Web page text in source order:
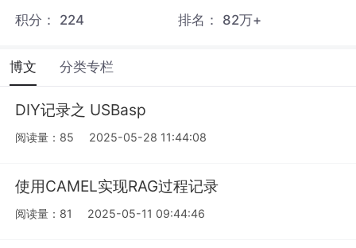
积分： 224 排名： 82万+
博文 分类专栏
DIY记录之 USBasp
阅读量：85 2025-05-28 11:44:08
使用CAMEL实现RAG过程记录
阅读量：81 2025-05-11 09:44:46